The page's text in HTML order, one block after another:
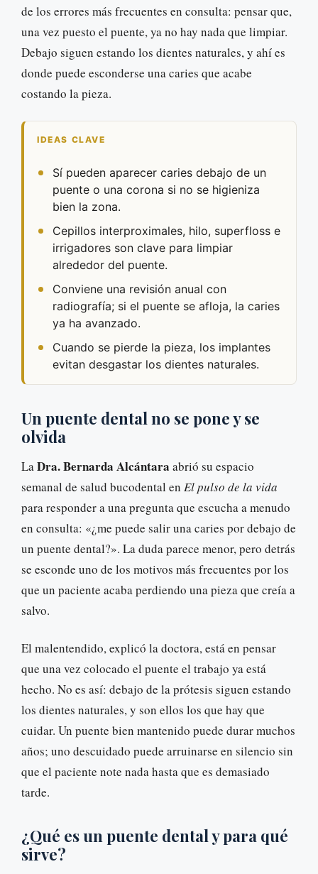
de los errores más frecuentes en consulta: pensar que,
una vez puesto el puente, ya no hay nada que limpiar.
Debajo siguen estando los dientes naturales, y ahí es
donde puede esconderse una caries que acabe
costando la pieza.
IDEAS CLAVE
Sí pueden aparecer caries debajo de un
puente o una corona si no se higieniza
bien la zona.
Cepillos interproximales, hilo, superfloss e
irrigadores son clave para limpiar
alrededor del puente.
Conviene una revisión anual con
radiografía; si el puente se afloja, la caries
ya ha avanzado.
Cuando se pierde la pieza, los implantes
evitan desgastar los dientes naturales.
Un puente dental no se pone y se
olvida
LaDra. Bernarda Alcántara abrió su espacio
semanal de salud bucodental en El pulso de la vida
para responder a una pregunta que escucha a menudo
en consulta: «¿me puede salir una caries por debajo de
un puente dental?». La duda parece menor, pero detrás
se esconde uno de los motivos más frecuentes por los
que un paciente acaba perdiendo una pieza que creía a
salvo.
El malentendido, explicó la doctora, está en pensar
que una vez colocado el puente el trabajo ya está
hecho. No es así: debajo de la prótesis siguen estando
los dientes naturales, y son ellos los que hay que
cuidar. Un puente bien mantenido puede durar muchos
años; uno descuidado puede arruinarse en silencio sin
que el paciente note nada hasta que es demasiado
tarde.
¿Qué es un puente dental y para qué
sirve?